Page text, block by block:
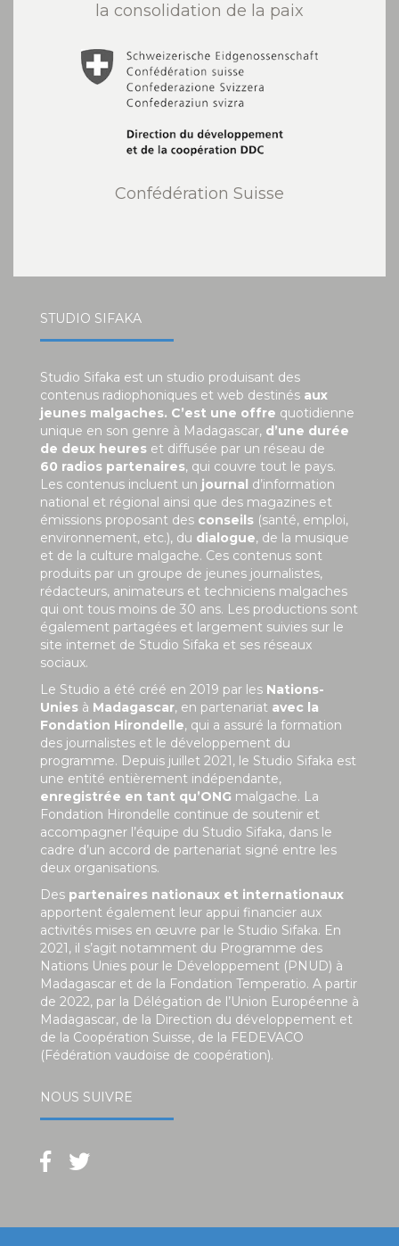
la consolidation de la paix
Confédération Suisse
STUDIO SIFAKA
Studio Sifaka est un studio produisant des
contenus radiophoniques et web destinés aux
jeunes malgaches. C’est une offre quotidienne
unique en son genre à Madagascar, d’une durée
de deux heures et diffusée par un réseau de
60 radios partenaires, qui couvre tout le pays.
Les contenus incluent un journal d’information
national et régional ainsi que des magazines et
émissions proposant des conseils (santé, emploi,
environnement, etc.), du dialogue, de la musique
et de la culture malgache. Ces contenus sont
produits par un groupe de jeunes journalistes,
rédacteurs, animateurs et techniciens malgaches
qui ont tous moins de 30 ans. Les productions sont
également partagées et largement suivies sur le
site internet de Studio Sifaka et ses réseaux
sociaux.
Le Studio a été créé en 2019 par les Nations-
Unies à Madagascar, en partenariat avec la
Fondation Hirondelle, qui a assuré la formation
des journalistes et le développement du
programme. Depuis juillet 2021, le Studio Sifaka est
une entité entièrement indépendante,
enregistrée en tant qu’ONG malgache. La
Fondation Hirondelle continue de soutenir et
accompagner l’équipe du Studio Sifaka, dans le
cadre d’un accord de partenariat signé entre les
deux organisations.
Des partenaires nationaux et internationaux
apportent également leur appui financier aux
activités mises en œuvre par le Studio Sifaka. En
2021, il s’agit notamment du Programme des
Nations Unies pour le Développement (PNUD) à
Madagascar et de la Fondation Temperatio. A partir
de 2022, par la Délégation de l’Union Européenne à
Madagascar, de la Direction du développement et
de la Coopération Suisse, de la FEDEVACO
(Fédération vaudoise de coopération).
NOUS SUIVRE